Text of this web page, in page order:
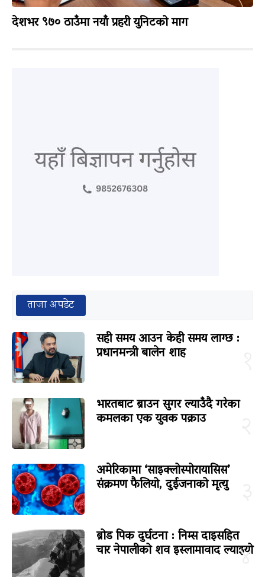
देशभर ९७० ठाउँमा नयाँ प्रहरी युनिटको माग
ताजा अपडेट
सही समय आउन केही समय लाग्छ :
प्रधानमन्त्री बालेन शाह
भारतबाट ब्राउन सुगर ल्याउँदै गरेका
कमलका एक युवक पक्राउ
अमेरिकामा ‘साइक्लोस्पोरायासिस’
संक्रमण फैलियो, दुईजनाको मृत्यु
४
ब्रोड पिक दुर्घटना : निम्स दाइसहित
चार नेपालीको शव इस्लामावाद ल्याइयो